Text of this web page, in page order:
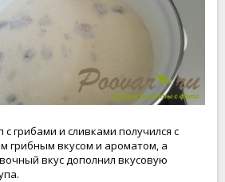
с грибами и сливками получился с
грибным вкусом и ароматом, а
вкус дополнил вкусовую